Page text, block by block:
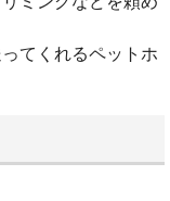
てくれるペットホ